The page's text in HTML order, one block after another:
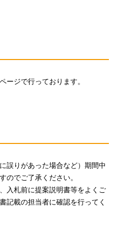
ージで行っております。
誤りがあった場合など）期間中
のでご了承ください。
入札前に提案説明書等をよくご
記載の担当者に確認を行ってく